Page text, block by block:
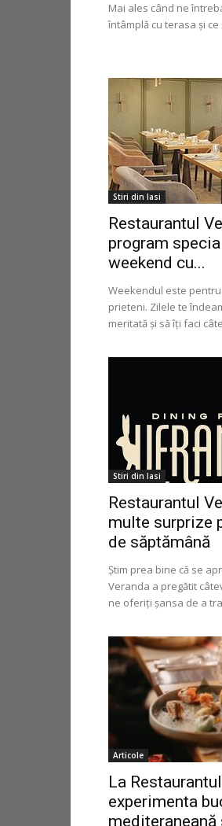
Mai ales când ne
întâmplă cu terasa și ce
Stiri din Iasi
Restaurantul
program
weekend cu...
Weekendul este
prieteni. Zilele te
meritată și să îți faci
Stiri din Iasi
Restaurantul
multe surprize
de săptămână
Știm prea bine că se
Veranda a pregătit
ne oferiți șansa de a
Articole
La
experimenta
mediteraneană